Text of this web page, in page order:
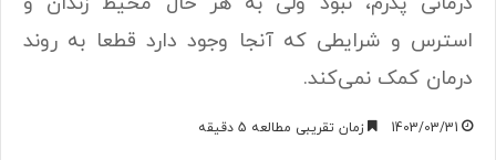
استرس و شرایطی که آنجا وجود دارد قطعا به روند
درمان کمک نمی‌کند.
1403/03/31 زمان تقریبی مطالعه 5 دقیقه